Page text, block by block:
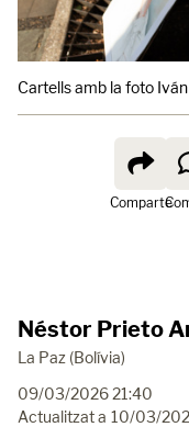
Cartells amb la foto
Comparte
Néstor Prieto
La Paz (Bolívia)
09/03/2026 21:40
Actualitzat a 10/03/